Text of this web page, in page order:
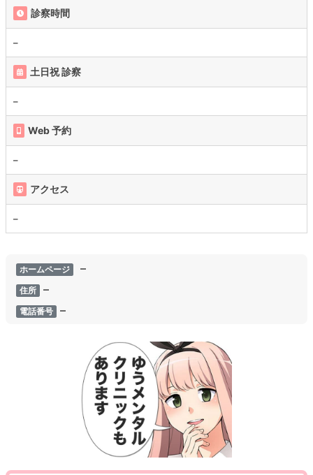
診察時間
–
土日祝 診察
–
Web 予約
–
アクセス
–
ホームページ –
住所 –
電話番号 –